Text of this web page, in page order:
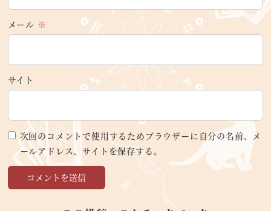
メール ※
サイト
次回のコメントで使用するためブラウザーに自分の名前、メ
ールアドレス、サイトを保存する。